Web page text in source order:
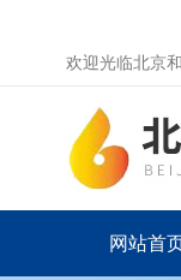
欢迎光临北京
网站首